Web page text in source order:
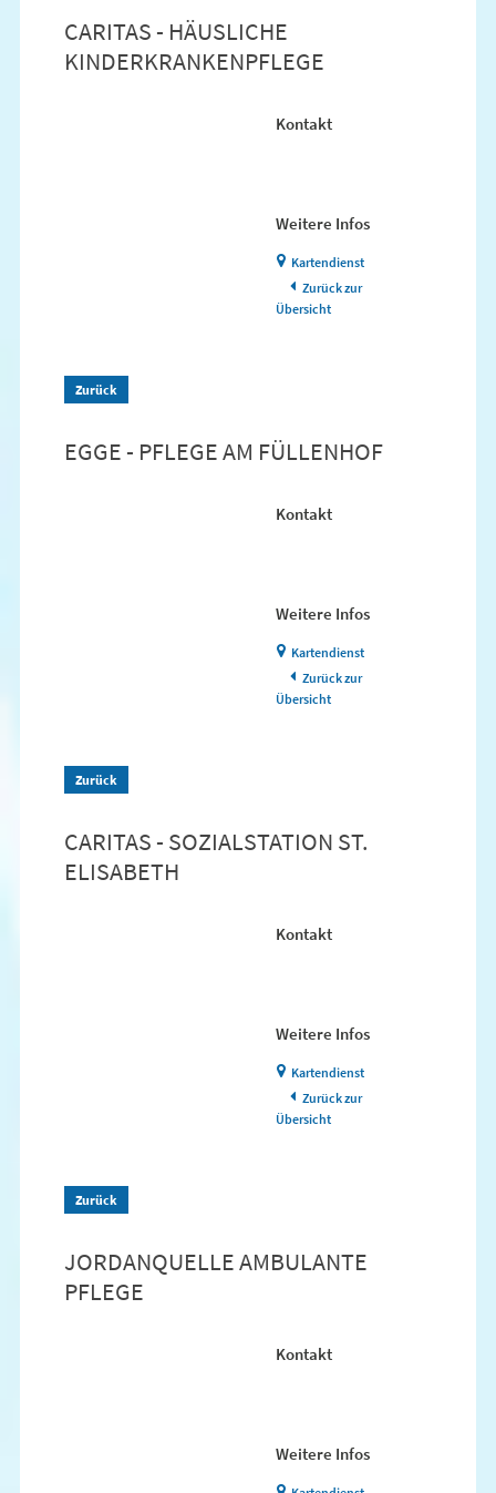
CARITAS - HÄUSLICHE
KINDERKRANKENPFLEGE
Kontakt
Weitere Infos
Kartendienst
Zurück zur
Übersicht
Zurück
EGGE - PFLEGE AM FÜLLENHOF
Kontakt
Weitere Infos
Kartendienst
Zurück zur
Übersicht
Zurück
CARITAS - SOZIALSTATION ST.
ELISABETH
Kontakt
Weitere Infos
Kartendienst
Zurück zur
Übersicht
Zurück
JORDANQUELLE AMBULANTE
PFLEGE
Kontakt
Weitere Infos